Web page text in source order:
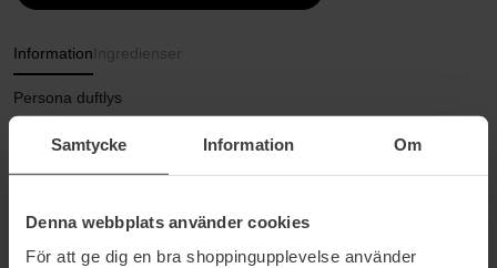
Samtycke Information Om
Denna webbplats använder cookies
För att ge dig en bra shoppingupplevelse använder
Information Ingredienser
Persona duftlys
Vegetabilsk baseret duftlys fra svenske Colekt. En eksklusivt
* En duft af akacietræ, lavandin, orrisrod med antydninger af
sandeltræ, guacacatræ og cadeolie.